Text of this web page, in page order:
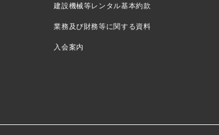
建設機械等レンタル基本約款
業務及び財務等に関する資料
入会案内